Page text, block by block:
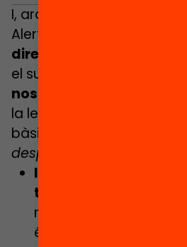
I, ara sí, comença
Alerta! Llegir no suposa
directament en les
el suport de lectura que
nos-en un cop acabem
la lectura com un
bàsicament, en
després
I és que primer
tria d’allò que llegirem
molt important del
és el
de